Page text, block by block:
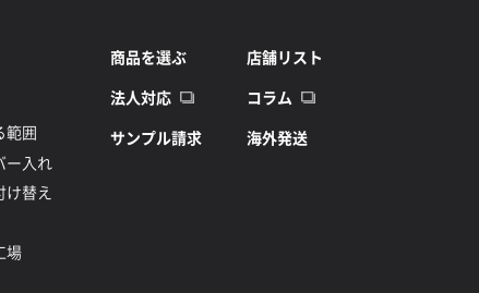
範囲
ー入れ
け替え
場
商品を選ぶ
法人対応
サンプル請求
店舗リスト
コラム
海外発送